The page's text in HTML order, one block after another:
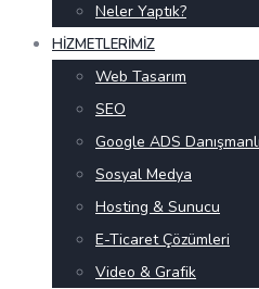
Neler Yaptık?
HIZMETLERIMIZ
Web Tasarım
SEO
Google ADS
Sosyal Medya
Hosting & Sunucu
E-Ticaret Çözümleri
Video & Grafik